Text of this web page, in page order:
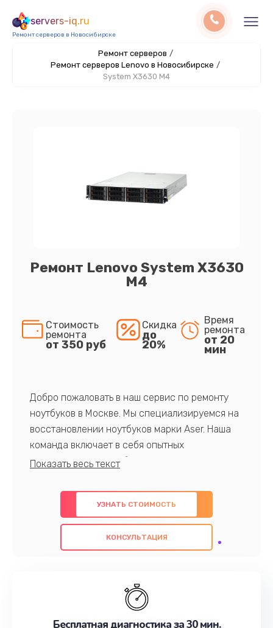
servers-iq.ru
Ремонт серверов в Новосибирске
Ремонт серверов /
Ремонт серверов Lenovo в Новосибирске /
System X3630 M4
Ремонт Lenovo System X3630
M4
Стоимость
ремонта
от 350 руб
Скидка
до
20%
Время
ремонта
от 20
мин
Добро пожаловать в наш сервис по ремонту
ноутбуков в Москве. Мы специализируемся на
восстановлении ноутбуков марки Aser. Наша
команда включает в себя опытных
профессионалов с обширными знаниями и
предлагаем быстрый и качественный ремонт с
использованием оригинальных компонентов, а
также гарантируем качество всех
проведенных работ. Наша цель - предоставить
наилучшим образом. Не медлите записаться на
УЗНАТЬ СТОИМОСТЬ
КОНСУЛЬТАЦИЯ
Бесплатная диагностика за 30 мин.